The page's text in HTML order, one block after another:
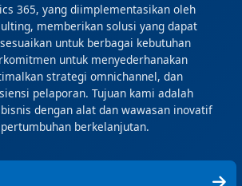
365, yang diimplementasikan oleh
memberikan solusi yang dapat
untuk berbagai kebutuhan
untuk menyederhanakan
strategi omnichannel, dan
pelaporan. Tujuan kami adalah
dengan alat dan wawasan inovatif
berkelanjutan.